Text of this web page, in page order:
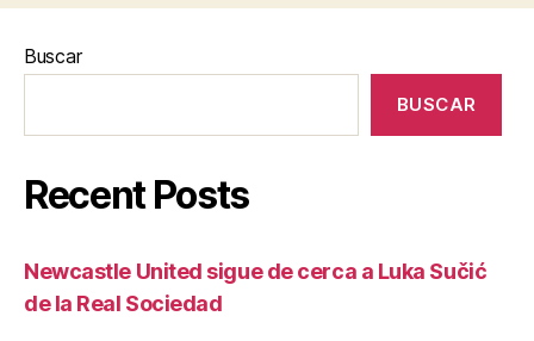
Buscar
BUSCAR
Recent Posts
Newcastle United sigue de cerca a Luka Sučić
de la Real Sociedad